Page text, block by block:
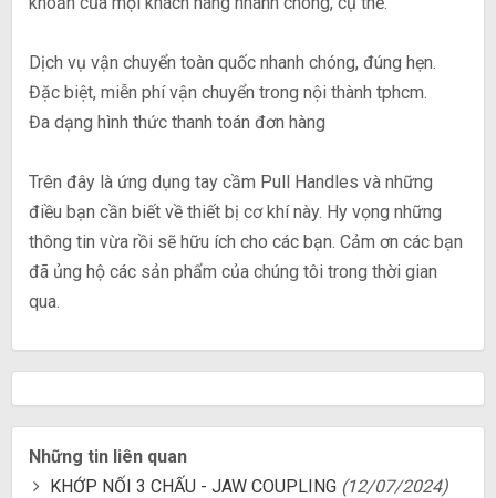
Dịch vụ vận chuyển toàn quốc nhanh chóng, đúng hẹn.
Đặc biệt, miễn phí vận chuyển trong nội thành tphcm.
Đa dạng hình thức thanh toán đơn hàng
Trên đây là ứng dụng tay cầm Pull Handles và những
điều bạn cần biết về thiết bị cơ khí này. Hy vọng những
thông tin vừa rồi sẽ hữu ích cho các bạn. Cảm ơn các bạn
đã ủng hộ các sản phẩm của chúng tôi trong thời gian
qua.
Những tin liên quan
KHỚP NỐI 3 CHẤU - JAW COUPLING (12/07/2024)